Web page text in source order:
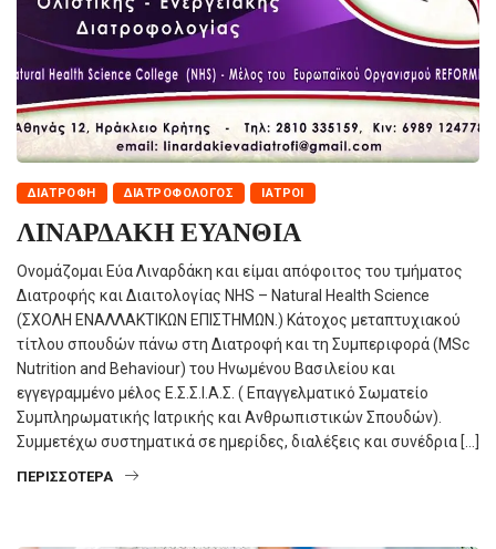
ΔΙΑΤΡΟΦΗ ΔΙΑΤΡΟΦΟΛΌΓΟΣ ΙΑΤΡΟΊ
ΛΙΝΑΡΔΑΚΗ ΕΥΑΝΘΙΑ
Ονομάζομαι Εύα Λιναρδάκη και είμαι απόφοιτος του τμήματος
Διατροφής και Διαιτολογίας NHS – Natural Health Science
(ΣΧΟΛΗ ΕΝΑΛΛΑΚΤΙΚΩΝ ΕΠΙΣΤΗΜΩΝ.) Κάτοχος μεταπτυχιακού
τίτλου σπουδών πάνω στη Διατροφή και τη Συμπεριφορά (MSc
Nutrition and Behaviour) του Ηνωμένου Βασιλείου και
εγγεγραμμένο μέλος Ε.Σ.Σ.Ι.Α.Σ. ( Επαγγελματικό Σωματείο
Συμπληρωματικής Ιατρικής και Ανθρωπιστικών Σπουδών).
Συμμετέχω συστηματικά σε ημερίδες, διαλέξεις και συνέδρια […]
ΠΕΡΙΣΣΌΤΕΡΑ